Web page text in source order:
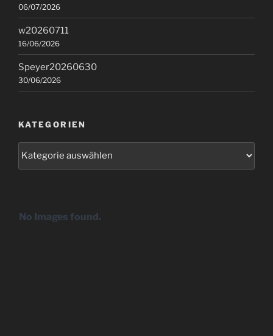
06/07/2026
w20260711
16/06/2026
Speyer20260630
30/06/2026
KATEGORIEN
No Images found.